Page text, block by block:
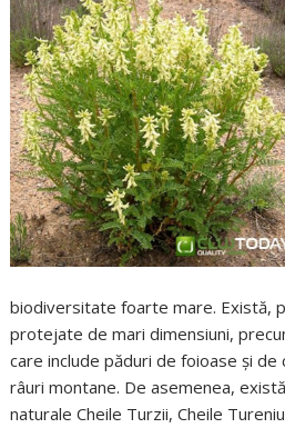
biodiversitate foarte mare. Există,
protejate de mari dimensiuni,
care include păduri de foioase și de
râuri montane. De asemenea,
naturale Cheile Turzii, Cheile